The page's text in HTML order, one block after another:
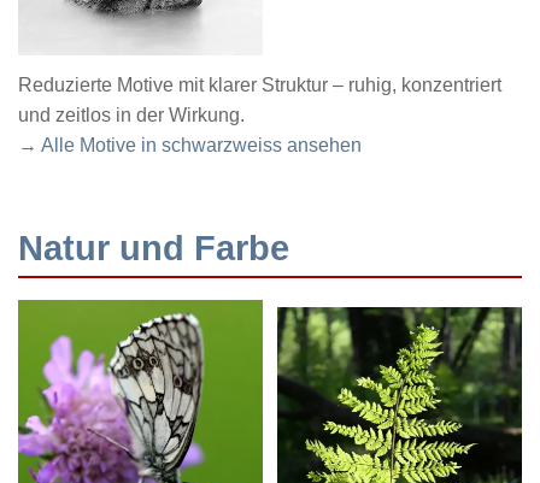
Reduzierte Motive mit klarer Struktur – ruhig, konzentriert
und zeitlos in der Wirkung.
→ Alle Motive in schwarzweiss ansehen
Natur und Farbe